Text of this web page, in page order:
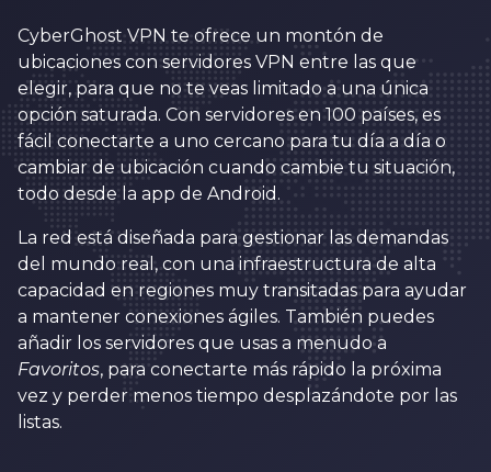
CyberGhost VPN te ofrece un montón de
ubicaciones con servidores VPN entre las que
elegir, para que no te veas limitado a una única
opción saturada. Con servidores en 100 países, es
fácil conectarte a uno cercano para tu día a día o
cambiar de ubicación cuando cambie tu situación,
todo desde la app de Android.
La red está diseñada para gestionar las demandas
del mundo real, con una infraestructura de alta
capacidad en regiones muy transitadas para ayudar
a mantener conexiones ágiles. También puedes
añadir los servidores que usas a menudo a
Favoritos, para conectarte más rápido la próxima
vez y perder menos tiempo desplazándote por las
listas.
0
1
2
3
4
5
6
7
8
9
4
5
6
7
8
9
0
1
2
3
0
1
3
4
5
6
7
8
9
0
1
3
4
5
6
7
0
1
2
3
4
5
6